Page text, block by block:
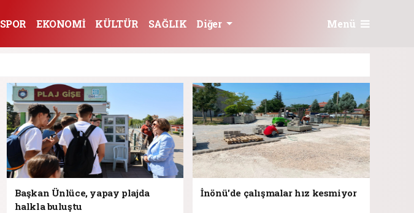
SPOR EKONOMİ KÜLTÜR SAĞLIK Diğer Menü
Başkan Ünlüce, yapay plajda
halkla buluştu
İnönü'de çalışmalar hız kesmiyor